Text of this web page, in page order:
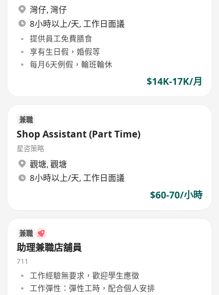
灣仔, 灣仔
8小時以上/天, 工作日面議
提供員工免費膳食
享有生日假，婚假等
每月6天例假，輪班輪休
$14K-17K/月
兼職
Shop Assistant (Part Time)
星咨策略
觀塘, 觀塘
8小時以上/天, 工作日面議
$60-70/小時
兼職
助理兼職店舖員
711
工作經驗無要求，歡迎學生應徵
工作彈性：彈性工時，配合個人安排